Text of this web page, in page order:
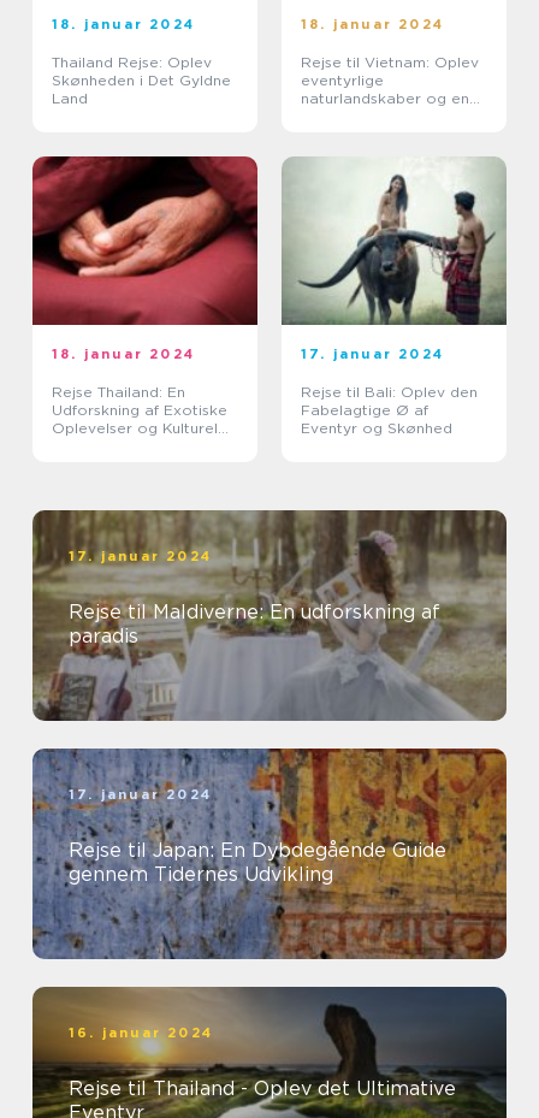
18. januar 2024
Thailand Rejse: Oplev
Skønheden i Det Gyldne
Land
18. januar 2024
Rejse til Vietnam: Oplev
eventyrlige
naturlandskaber og en
18. januar 2024
Rejse Thailand: En
Udforskning af Exotiske
Oplevelser og Kulturel
17. januar 2024
Rejse til Bali: Oplev den
Fabelagtige Ø af
Eventyr og Skønhed
17. januar 2024
Rejse til Maldiverne: En udforskning af
paradis
17. januar 2024
Rejse til Japan: En Dybdegående Guide
gennem Tidernes Udvikling
16. januar 2024
Rejse til Thailand - Oplev det Ultimative
Eventyr